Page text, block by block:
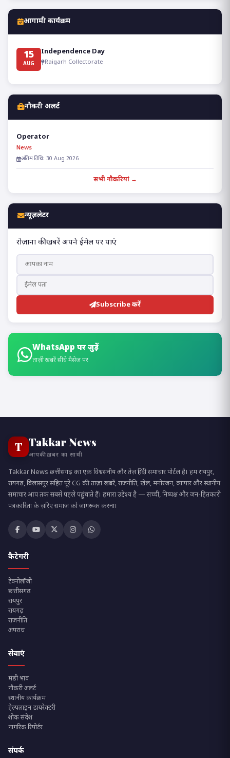
आगामी कार्यक्रम
15
AUG
Independence Day
Raigarh Collectorate
नौकरी अलर्ट
Operator
News
अंतिम तिथि: 30 Aug 2026
सभी नौकरियां →
न्यूज़लेटर
रोज़ाना की खबरें अपने ईमेल पर पाएं
Subscribe करें
WhatsApp पर जुड़ें
ताज़ी खबरें सीधे मैसेज पर
T Takkar News
आपकी ख़बर का साथी
Takkar News छत्तीसगढ़ का एक विश्वसनीय और तेज़ हिंदी समाचार पोर्टल है। हम रायपुर,
रायगढ़, बिलासपुर सहित पूरे CG की ताज़ा खबरें, राजनीति, खेल, मनोरंजन, व्यापार और स्थानीय
समाचार आप तक सबसे पहले पहुंचाते हैं। हमारा उद्देश्य है — सच्ची, निष्पक्ष और जन-हितकारी
पत्रकारिता के ज़रिए समाज को जागरूक करना।
कैटेगरी
टेक्नोलॉजी
छत्तीसगढ़
रायपुर
रायगढ़
राजनीति
अपराध
सेवाएं
मंडी भाव
नौकरी अलर्ट
स्थानीय कार्यक्रम
हेल्पलाइन डायरेक्टरी
शोक संदेश
नागरिक रिपोर्टर
संपर्क